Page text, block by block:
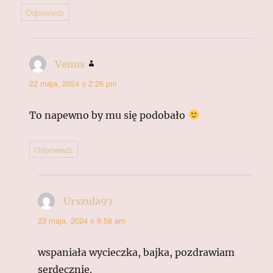
Odpowiedz
Venus
22 maja, 2024 o 2:26 pm
To napewno by mu się podobało
Odpowiedz
Urszula97
23 maja, 2024 o 6:58 am
wspaniała wycieczka, bajka, pozdrawiam
serdecznie.